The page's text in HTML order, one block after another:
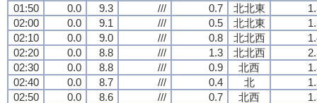
01:50
0.0 9.3 /// 0.7 北北東
02:00
0.0 9.1 /// 0.5 北北東
02:10
0.0 9.0 /// 0.8 北北西
02:20
0.0 8.8 /// 1.3 北北西
02:30
0.0 8.8 /// 0.9 北西
02:40
0.0 8.7 /// 0.4 北
02:50
0.0 8.6 /// 0.7 北西